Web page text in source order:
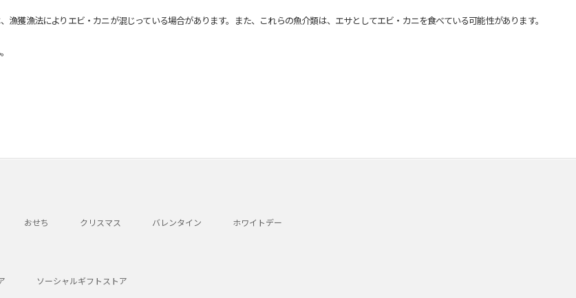
獲漁法によりエビ・カニが混じっている場合があります。また、これらの魚介類は、エサとしてエビ・カニを食べている可能性があります。
おせち クリスマス バレンタイン ホワイトデー
ソーシャルギフトストア